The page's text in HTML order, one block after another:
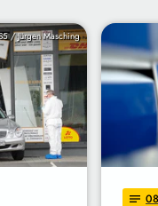
/ Jürgen Masching
notes 08